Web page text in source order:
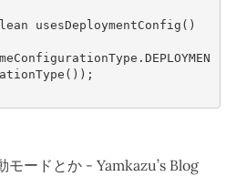
usesDeploymentConfig ()
. DEPLOYMEN
());
ードとか - Yamkazu’s Blog